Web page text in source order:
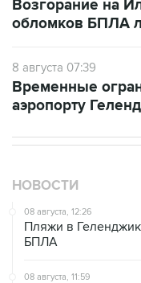
Возгорание на
обломков БПЛА
8 августа 07:39
Временные
аэропорту
НОВОСТИ
08 августа, 12:26
Пляжи в
БПЛА
08 августа, 11:59